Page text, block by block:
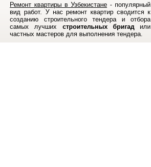
Ремонт квартиры в Узбекистане - популярный
вид работ. У нас ремонт квартир сводится к
созданию строительного тендера и отбора
самых лучших строительных бригадили
частных мастеров для выполнения тендера.